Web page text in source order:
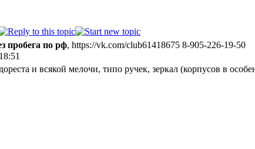
пробега по рф, https://vk.com/club61418675 8-905-226-19-50
и всякой мелочи, типо ручек, зеркал (корпусов в